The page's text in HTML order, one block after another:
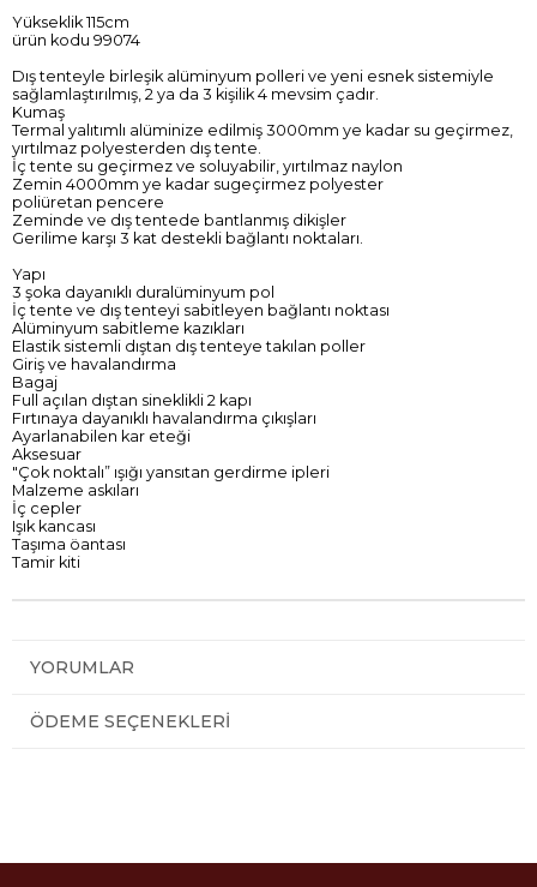
Yükseklik 115cm
ürün kodu 99074
Dış tenteyle birleşik alüminyum polleri ve yeni esnek sistemiyle
sağlamlaştırılmış, 2 ya da 3 kişilik 4 mevsim çadır.
Kumaş
Termal yalıtımlı alüminize edilmiş 3000mm ye kadar su geçirmez,
yırtılmaz polyesterden dış tente.
İç tente su geçirmez ve soluyabilir, yırtılmaz naylon
Zemin 4000mm ye kadar sugeçirmez polyester
poliüretan pencere
Zeminde ve dış tentede bantlanmış dikişler
Gerilime karşı 3 kat destekli bağlantı noktaları.
Yapı
3 şoka dayanıklı duralüminyum pol
İç tente ve dış tenteyi sabitleyen bağlantı noktası
Alüminyum sabitleme kazıkları
Elastik sistemli dıştan dış tenteye takılan poller
Giriş ve havalandırma
Bagaj
Full açılan dıştan sineklikli 2 kapı
Fırtınaya dayanıklı havalandırma çıkışları
Ayarlanabilen kar eteği
Aksesuar
"Çok noktalı” ışığı yansıtan gerdirme ipleri
Malzeme askıları
İç cepler
Işık kancası
Taşıma öantası
Tamir kiti
YORUMLAR
ÖDEME SEÇENEKLERI